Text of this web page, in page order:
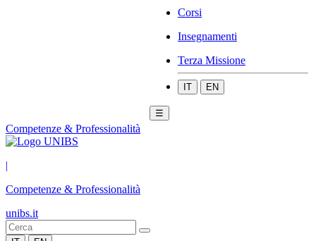
Corsi
Insegnamenti
Terza Missione
IT EN
☰
Competenze & Professionalità
|
Competenze & Professionalità
unibs.it